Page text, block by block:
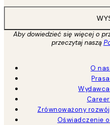
Aby dowiedzieć się więcej o
przeczytaj naszą
O nas
Prasa
Wydawca
Career
Zrównoważony rozwój
Oświadczenie o